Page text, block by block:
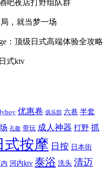
吧夜店打野组队群
，就当梦一场
：顶级日式高端体验全攻略
式ktv
优惠卷 俱乐部 六巷 半套
孔敬 带玩 成人神器 打野 抓
式按摩 日按 日本街
河内ktv 泰浴 洗头 清迈